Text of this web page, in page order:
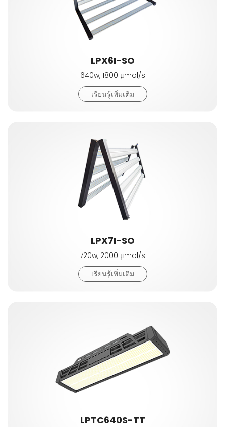
LPX6I-SO
640w, 1800 μmol/s
เรียนรู้เพิ่มเติม
LPX7I-SO
720w, 2000 μmol/s
เรียนรู้เพิ่มเติม
LPTC640S-TT